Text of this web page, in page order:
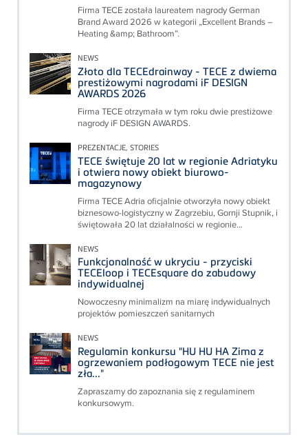
Firma TECE została laureatem nagrody German
Brand Award 2026 w kategorii „Excellent Brands –
Heating &amp; Bathroom”.
NEWS
Złoto dla TECEdrainway - TECE z dwiema
prestiżowymi nagrodami iF DESIGN
AWARDS 2026
Firma TECE otrzymała w tym roku dwie prestiżowe
nagrody iF DESIGN AWARDS.
PREZENTACJE, STORIES
TECE świętuje 20 lat w regionie Adriatyku
i otwiera nowy obiekt biurowo-
magazynowy
Firma TECE Adria oficjalnie otworzyła nowy obiekt
biznesowo-logistyczny w Zagrzebiu, Gornji Stupnik, i
świętowała 20 lat działalności w regionie...
NEWS
Funkcjonalność w ukryciu - przyciski
TECEloop i TECEsquare do zabudowy
indywidualnej
Nowoczesny minimalizm na miarę indywidualnych
projektów pomieszczeń sanitarnych
NEWS
Regulamin konkursu "HU HU HA Zima z
ogrzewaniem podłogowym TECE nie jest
zła..."
Zapraszamy do zapoznania się z regulaminem
konkursowym.